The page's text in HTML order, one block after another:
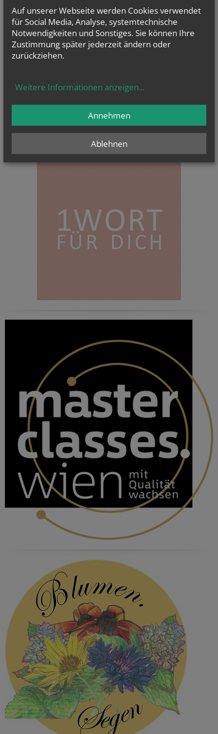
Mt 17, 14b–20
Wenn ihr Glauben habt, wird euch nichts unmöglich sein
Auf unserer Webseite werden Cookies verwendet
für Social Media, Analyse, systemtechnische
Notwendigkeiten und Sonstiges. Sie können Ihre
Zustimmung später jederzeit ändern oder
zurückziehen.
Weitere Informationen anzeigen...
Ablehnen
Annehmen